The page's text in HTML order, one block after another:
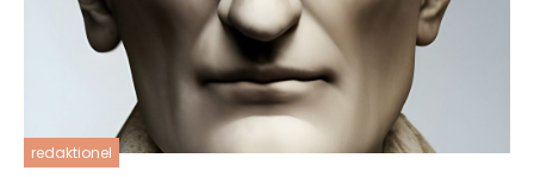
redaktionel